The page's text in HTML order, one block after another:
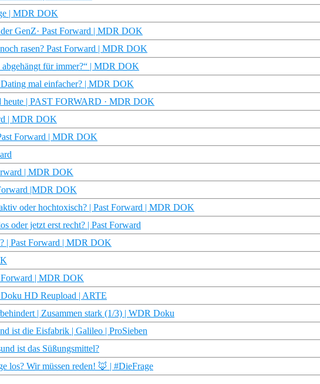
| MDR DOK
GenZ· Past Forward | MDR DOK
rasen? Past Forward | MDR DOK
abgehängt für immer?“ | MDR DOK
mal einfacher? | MDR DOK
heute | PAST FORWARD · MDR DOK
| MDR DOK
Forward | MDR DOK
| MDR DOK
|MDR DOK
oder hochtoxisch? | Past Forward | MDR DOK
oder jetzt erst recht? | Past Forward
| Past Forward | MDR DOK
Forward | MDR DOK
HD Reupload | ARTE
| Zusammen stark (1/3) | WDR Doku
ist die Eisfabrik | Galileo | ProSieben
ist das Süßungsmittel?
los? Wir müssen reden! 🦊 | #DieFrage